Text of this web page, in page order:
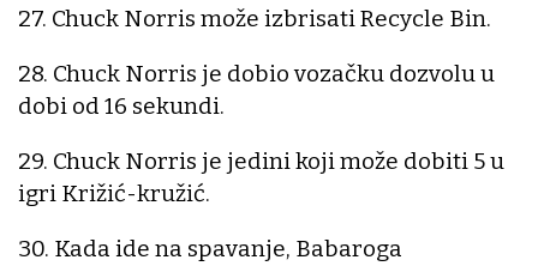
27. Chuck Norris može izbrisati Recycle Bin.
28. Chuck Norris je dobio vozačku dozvolu u
dobi od 16 sekundi.
29. Chuck Norris je jedini koji može dobiti 5 u
igri Križić-kružić.
30. Kada ide na spavanje, Babaroga